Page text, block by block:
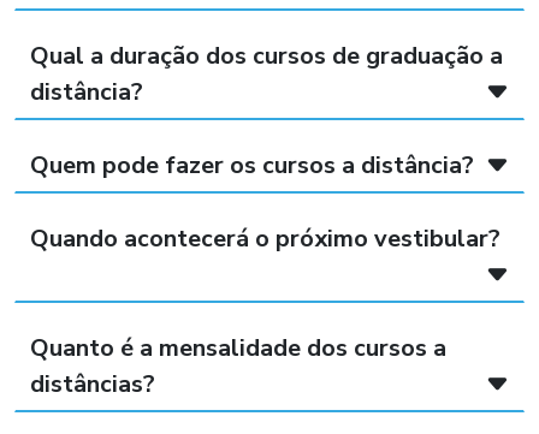
Qual a duração dos cursos de graduação a
distância?
Quem pode fazer os cursos a distância?
Quando acontecerá o próximo vestibular?
Quanto é a mensalidade dos cursos a
distâncias?